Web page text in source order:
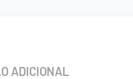
ADICIONAL